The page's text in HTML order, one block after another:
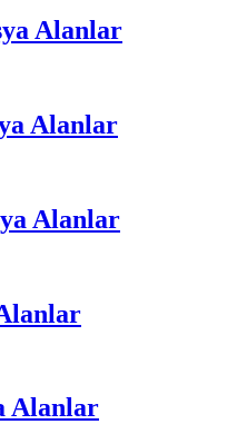
Alanlar
Alanlar
Alanlar
Alanlar